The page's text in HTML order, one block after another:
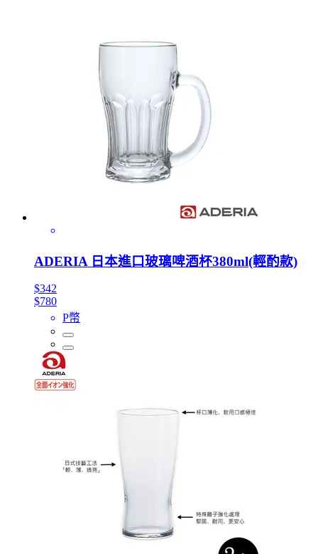
ADERIA 日本進口玻璃啤酒杯380ml(輕酌款)
$342
$780
P幣